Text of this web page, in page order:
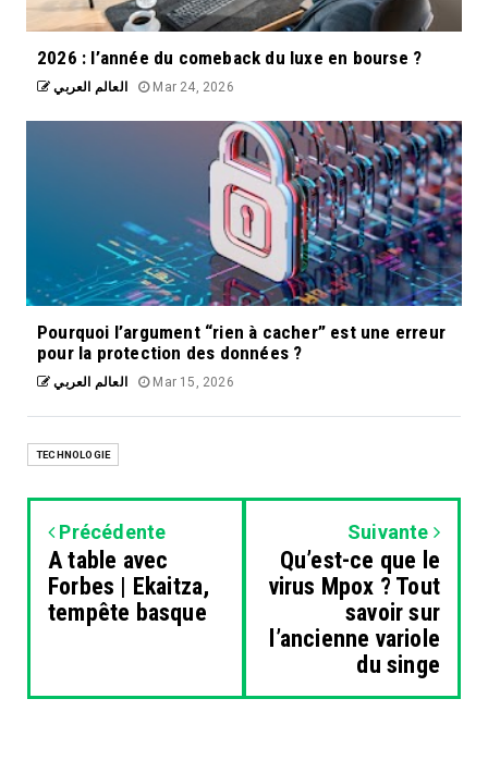
2026 : l’année du comeback du luxe en bourse ?
العالم العربي Mar 24, 2026
Pourquoi l’argument “rien à cacher” est une erreur
pour la protection des données ?
العالم العربي Mar 15, 2026
TECHNOLOGIE
Précédente
A table avec
Forbes | Ekaitza,
tempête basque
Suivante
Qu’est-ce que le
virus Mpox ? Tout
savoir sur
l’ancienne variole
du singe